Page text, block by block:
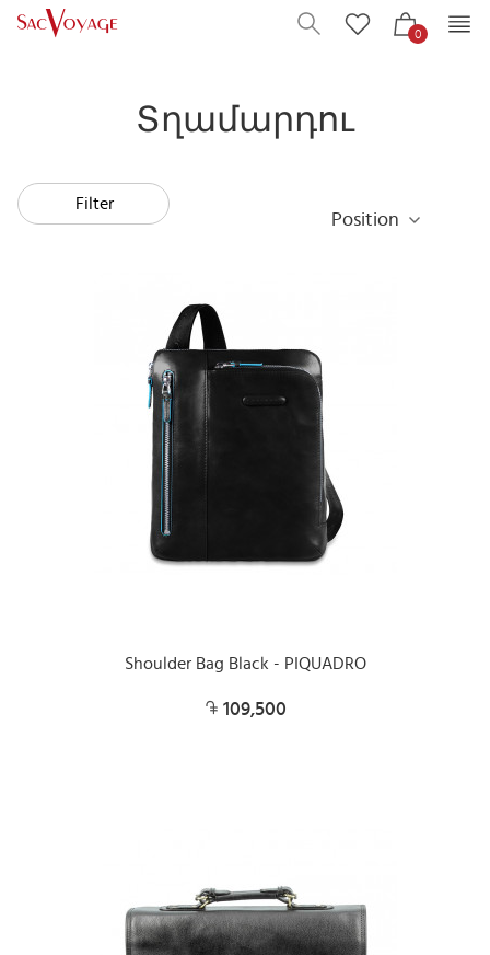
0
Տղամարդու
Filter
Position
Shoulder Bag Black - PIQUADRO
109,500